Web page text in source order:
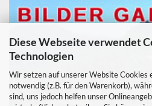
Diese Webseite verwendet
Technologien
Wir setzen auf unserer Website Cookies
notwendig (z.B. für den Warenkorb),
sind, uns jedoch helfen unser